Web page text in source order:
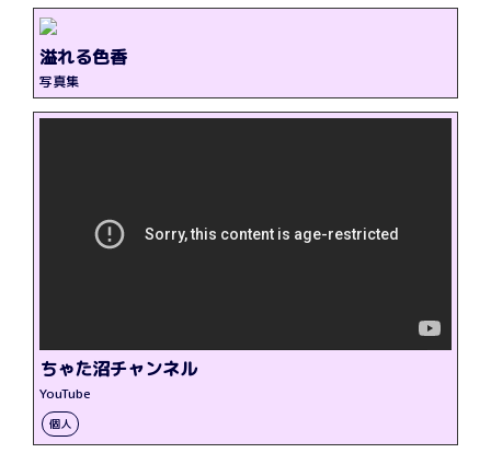
溢れる色香
写真集
ちゃた沼チャンネル
YouTube
個人